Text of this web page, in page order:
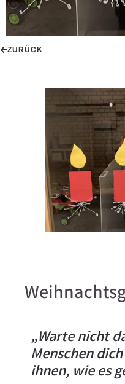
ZURÜCK
„Warte nicht
Menschen
ihnen, wie es